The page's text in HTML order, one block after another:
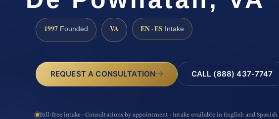
1997 Founded VA EN · ES Intake
REQUEST A CONSULTATION CALL (888) 437-7747
Toll-free intake · Consultations by appointment · Intake available in English and Spanish